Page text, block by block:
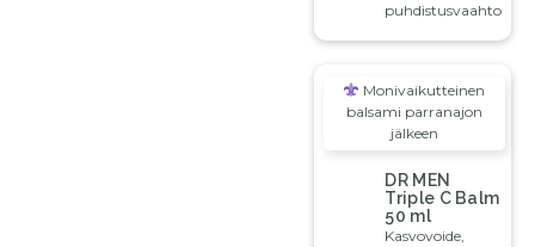
puhdistusvaahto
Monivaikutteinen
balsami parranajon
jälkeen
DR MEN
Triple C Balm
50 ml
Kasvovoide,